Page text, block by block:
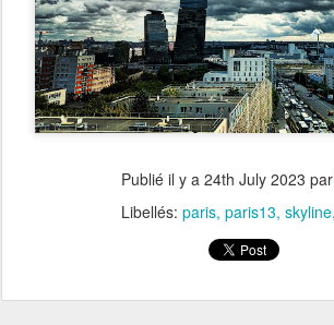
Publié il y a 24th July 2023 par
Libellés: paris paris13 skyline